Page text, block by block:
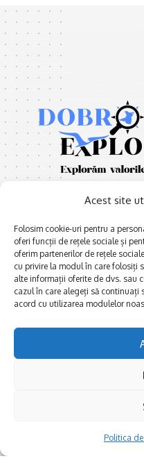
Acest site
Folosim cookie-uri pentru a
oferi funcții de rețele sociale și
oferim partenerilor de rețele
cu privire la modul în care folosiți
alte informații oferite de dvs. sau
cazul în care alegeți să
acord cu utilizarea modulelor
Politica
E xplorăm Dobrogea,
Explorăm valorile locale:
Deltă, Litoral, cele mai mari
biserici și mănăstiri, cele mai
FRUMOASE POVEȘTI.